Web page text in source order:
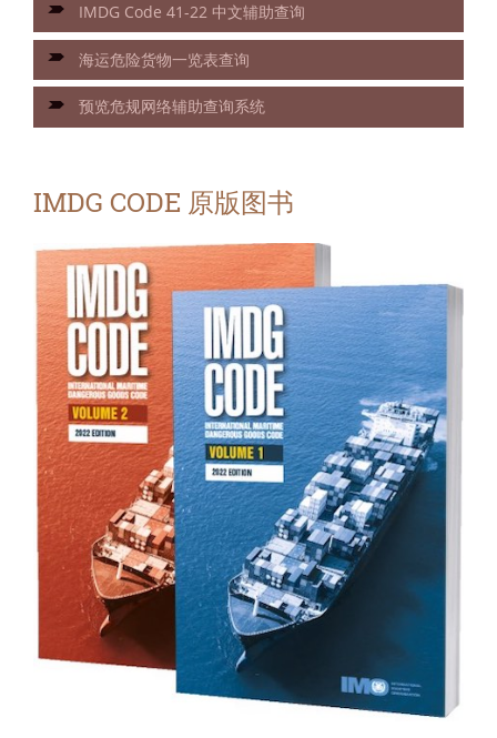
IMDG Code 41-22 中文辅助查询
海运危险货物一览表查询
预览危规网络辅助查询系统
IMDG CODE 原版图书